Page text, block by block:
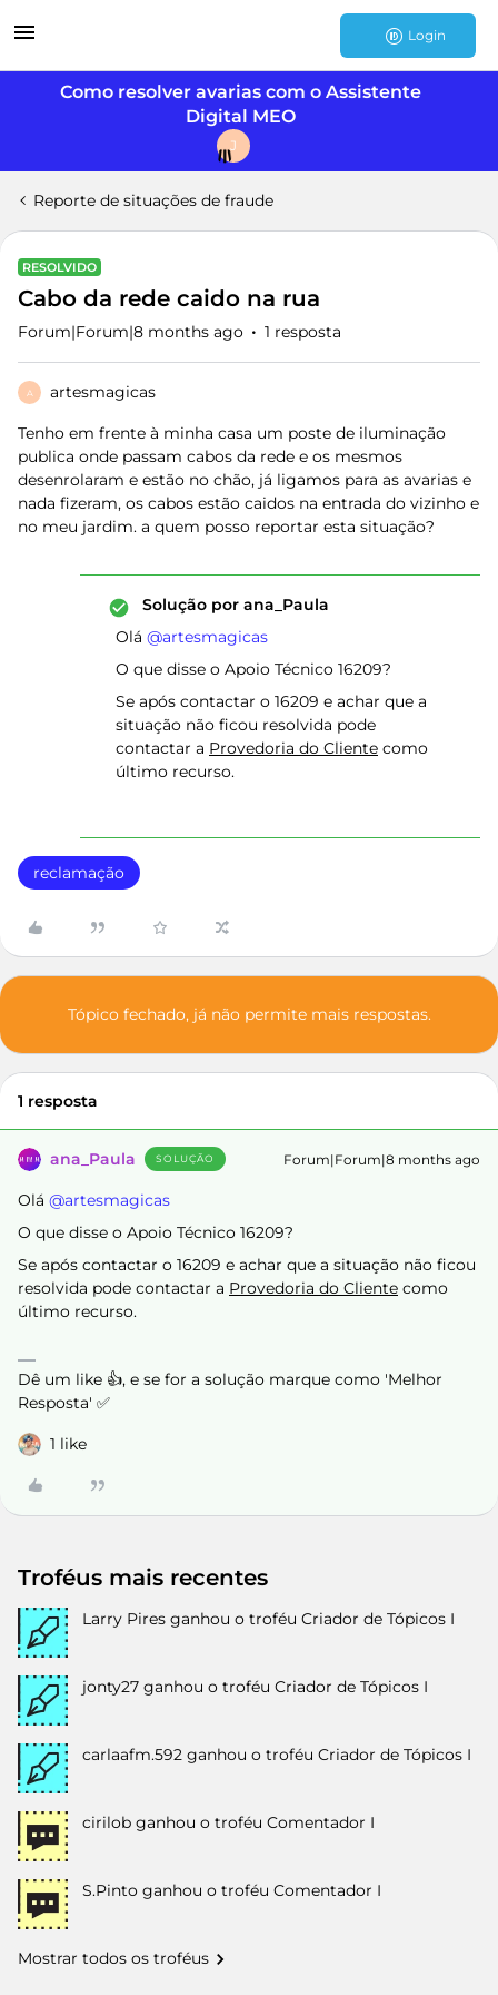
Login
Como resolver avarias com o Assistente
Digital MEO
J
Reporte de situações de fraude
RESOLVIDO
Cabo da rede caido na rua
Forum|Forum|8 months ago 1 resposta
A artesmagicas
Tenho em frente à minha casa um poste de iluminação
publica onde passam cabos da rede e os mesmos
desenrolaram e estão no chão, já ligamos para as avarias e
nada fizeram, os cabos estão caidos na entrada do vizinho e
no meu jardim. a quem posso reportar esta situação?
Solução por ana_Paula
Olá ​ @artesmagicas
O que disse o Apoio Técnico 16209?
Se após contactar o 16209 e achar que a
situação não ficou resolvida pode
contactar a Provedoria do Cliente como
último recurso.
reclamação
Tópico fechado, já não permite mais respostas.
1 resposta
ana_Paula SOLUÇÃO Forum|Forum|8 months ago
Olá ​ @artesmagicas
O que disse o Apoio Técnico 16209?
Se após contactar o 16209 e achar que a situação não ficou
resolvida pode contactar a Provedoria do Cliente como
último recurso.
Dê um like 👍, e se for a solução marque como 'Melhor
Resposta' ✅
1 like
Troféus mais recentes
Larry Pires ganhou o troféu Criador de Tópicos I
jonty27 ganhou o troféu Criador de Tópicos I
carlaafm.592 ganhou o troféu Criador de Tópicos I
cirilob ganhou o troféu Comentador I
S.Pinto ganhou o troféu Comentador I
Mostrar todos os troféus